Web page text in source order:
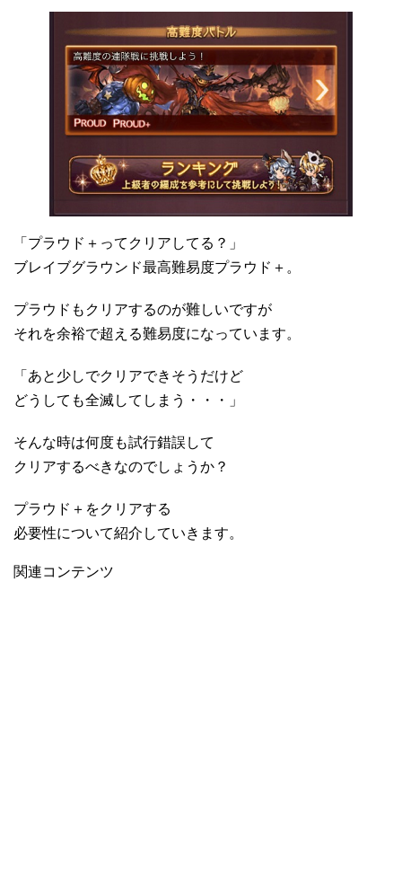
「プラウド＋ってクリアしてる？」
ブレイブグラウンド最高難易度プラウド＋。
プラウドもクリアするのが難しいですが
それを余裕で超える難易度になっています。
「あと少しでクリアできそうだけど
どうしても全滅してしまう・・・」
そんな時は何度も試行錯誤して
クリアするべきなのでしょうか？
プラウド＋をクリアする
必要性について紹介していきます。
関連コンテンツ